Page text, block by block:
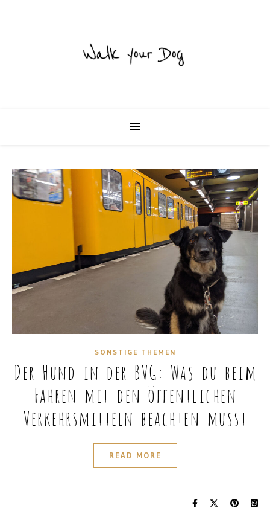
SONSTIGE THEMEN
Der Hund in der BVG: Was du beim
Fahren mit den öffentlichen
Verkehrsmitteln beachten musst
READ MORE